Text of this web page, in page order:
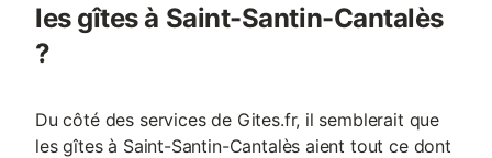
les gîtes à Saint-Santin-Cantalès
?
Du côté des services de Gites.fr, il semblerait que
les gîtes à Saint-Santin-Cantalès aient tout ce dont